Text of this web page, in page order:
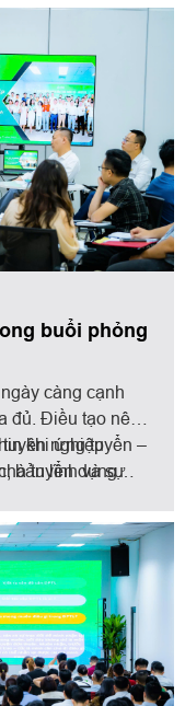
buổi phỏng
càng cạnh
đủ. Điều tạo nên
khi ứng tuyển –
bản lĩnh và sự
nghiệp
tuyển dụng
năng giao tiếp